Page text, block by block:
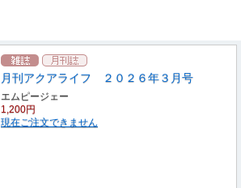
月刊アクアライフ ２０２６年３月号
エムピージェー
1,200円
現在ご注文できません